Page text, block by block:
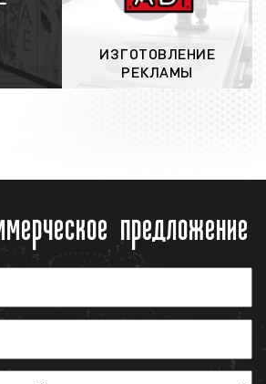
на радио:
после
договора и проведения
ролик направляется в
и загружается в
распоряжения, чтобы
ролик был снят с эфира, но
при этом заказчику
отчета: после окончания
кампании заказчику
отчет. Указанный отчет
в качестве
ИЗГОТОВЛЕНИЕ
РЕКЛАМЫ
предложение